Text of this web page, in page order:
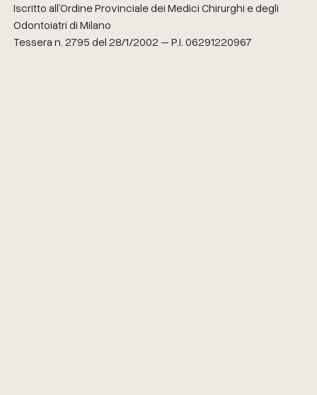
Iscritto all’Ordine Provinciale dei Medici Chirurghi e degli
Odontoiatri di Milano
Tessera n. 2795 del 28/1/2002 – P.I. 06291220967